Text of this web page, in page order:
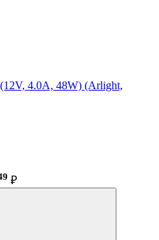
4.0A, 48W) (Arlight,
₽